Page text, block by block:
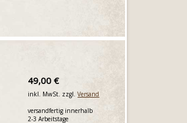
49,00 €
inkl. MwSt. zzgl.Versand
versandfertig innerhalb
2-3 Arbeitstage